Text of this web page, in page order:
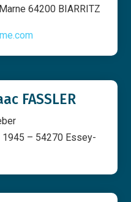
64200 BIARRITZ
FASSLER
1945 – 54270 Essey-